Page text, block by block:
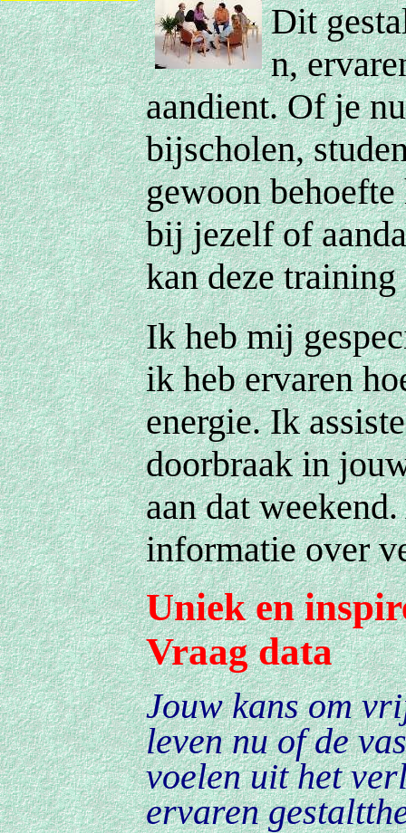
Dit
n,
aandient. Of je
bijscholen,
gewoon
bij jezelf of
kan deze
Ik heb mij
ik heb ervaren
energie. Ik
doorbraak in
aan dat
informatie over
Uniek en
Vraag data
Jouw kans om
leven nu of de
voelen uit het
ervaren